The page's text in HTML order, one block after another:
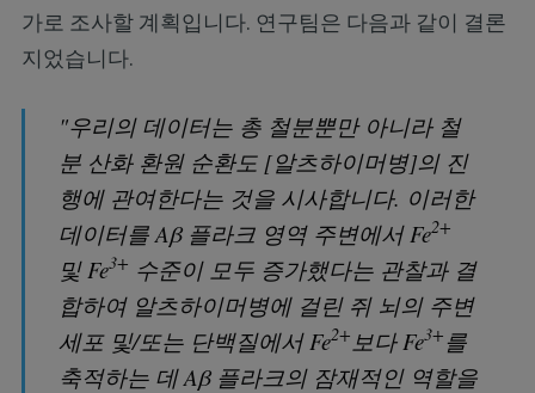
가로 조사할 계획입니다. 연구팀은 다음과 같이 결론
지었습니다.
"우리의 데이터는 총 철분뿐만 아니라 철
분 산화 환원 순환도 [알츠하이머병]의 진
행에 관여한다는 것을 시사합니다. 이러한
데이터를 Aβ 플라크 영역 주변에서 Fe2+
및 Fe3+ 수준이 모두 증가했다는 관찰과 결
합하여 알츠하이머병에 걸린 쥐 뇌의 주변
세포 및/또는 단백질에서 Fe2+ 보다 Fe3+를
축적하는 데 Aβ 플라크의 잠재적인 역할을